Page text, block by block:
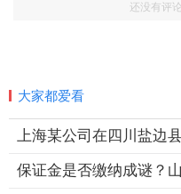
还没有评
大家都爱看
上海某公司在四川盐边
保证金是否缴纳成谜？